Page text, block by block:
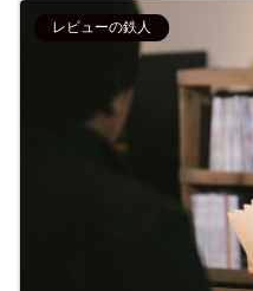
レビューの鉄人